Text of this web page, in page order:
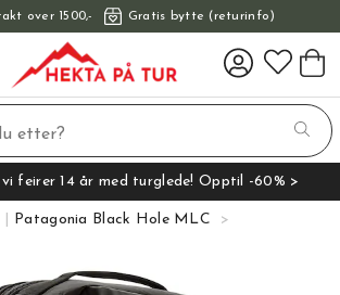
over 1500,- Gratis bytte (returinfo)
feirer 14 år med turglede! Opptil -60% >
Patagonia Black Hole MLC